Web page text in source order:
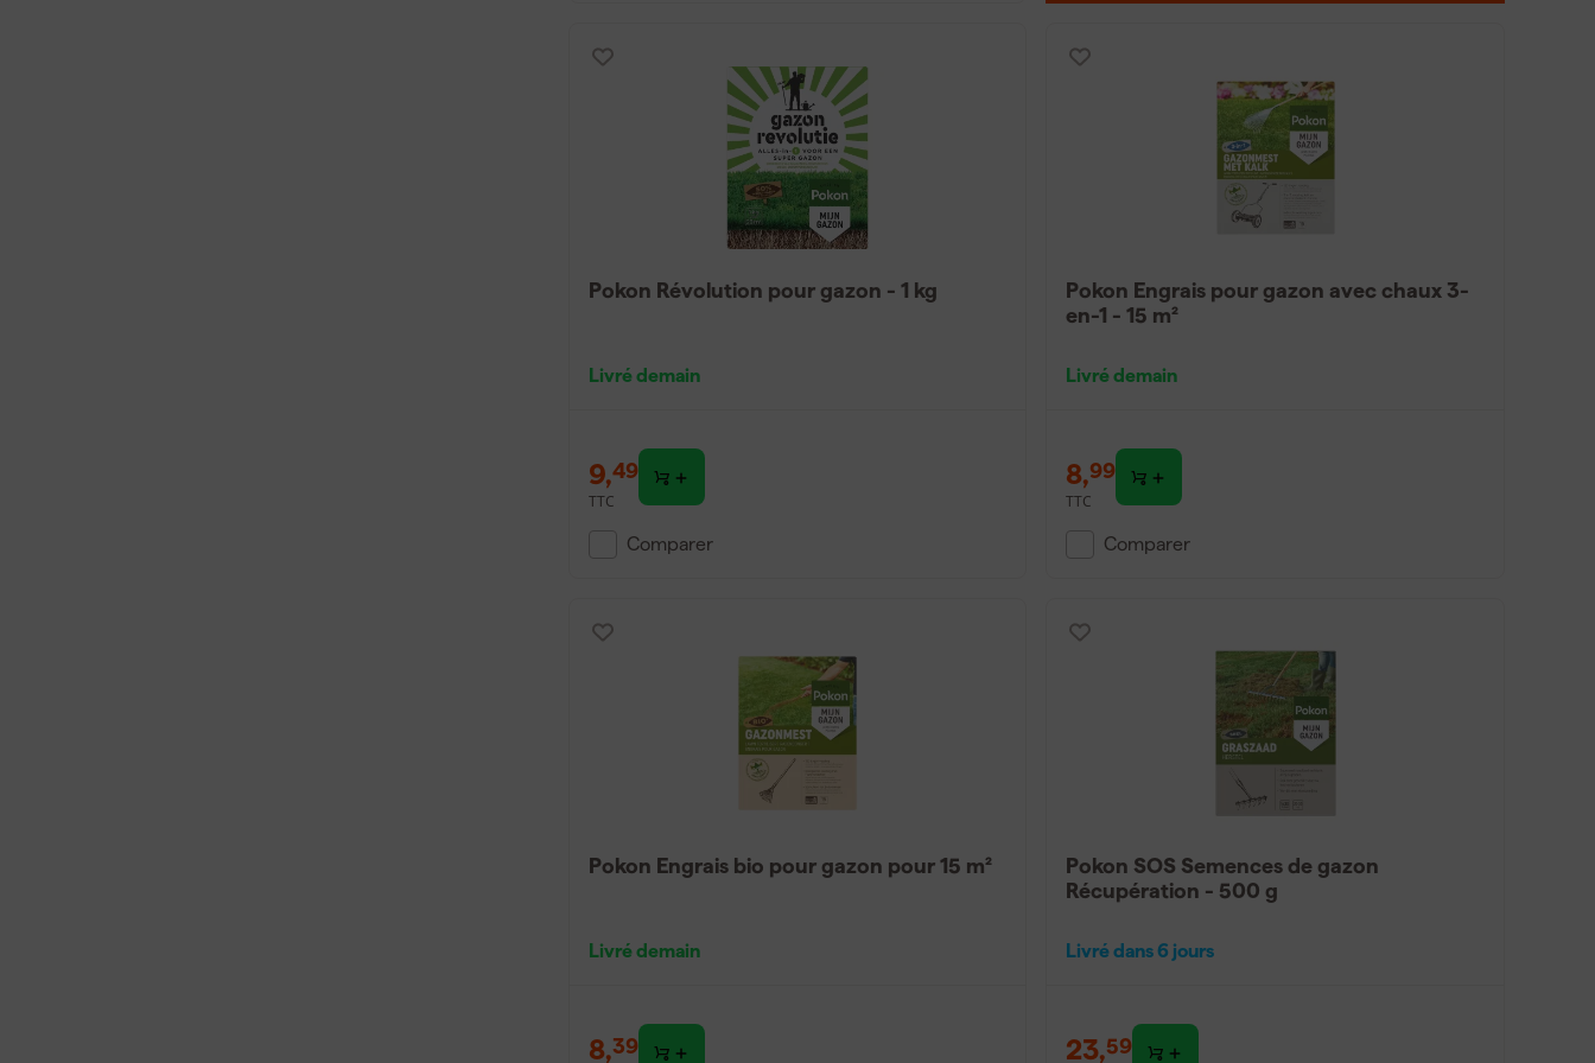
Combien de temps faut-il pour que les graines
de gazon germent ?
Les graines de gazon germent généralement en 7 à 21 jours, en fonction de la température et de l'humidité.
Des conditions chaudes et humides accélèrent le processus, tandis que le froid et la sécheresse le
Pokon Révolution pour gazon - 1 kg
Livré demain
9,49
TTC
Comparer
Pokon Engrais pour gazon avec chaux 3-
en-1 - 15 m²
Livré demain
8,99
TTC
Comparer
Pokon Engrais bio pour gazon pour 15 m²
Livré demain
8,39
Pokon SOS Semences de gazon
Récupération - 500 g
Livré dans 6 jours
23,59